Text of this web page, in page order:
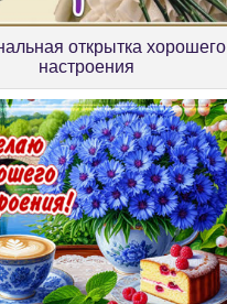
открытка хорошего
настроения